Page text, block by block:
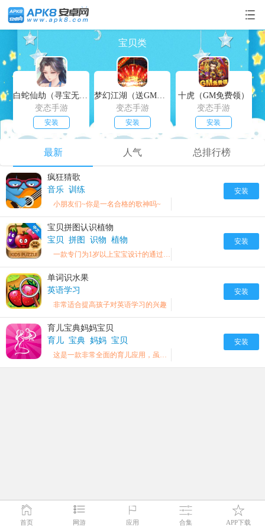
宝贝类
白蛇仙劫（寻宝无限真充）
变态手游
安装
梦幻江湖（送GM特权）
变态手游
安装
十虎（GM免费领）
变态手游
安装
最新 人气 总排行榜
安装
疯狂猜歌
音乐 训练
小朋友们~你是一名合格的歌神吗~
安装
宝贝拼图认识植物
宝贝
拼图 识物 植物
一款专门为1岁以上宝宝设计的通过拼图认识各种植物的益智游戏。
安装
单词识水果
英语学习
非常适合提高孩子对英语学习的兴趣
安装
育儿宝典妈妈宝贝
育儿 宝典 妈妈 宝贝
这是一款非常全面的育儿应用，虽然是资讯形式的，但是也很不错，内容很全面。
首页 网游 应用 合集 APP下载